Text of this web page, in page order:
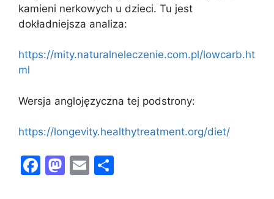
kamieni nerkowych u dzieci. Tu jest
dokładniejsza analiza:
https://mity.naturalneleczenie.com.pl/lowcarb.ht
ml
Wersja anglojęzyczna tej podstrony:
https://longevity.healthytreatment.org/diet/
F
M E